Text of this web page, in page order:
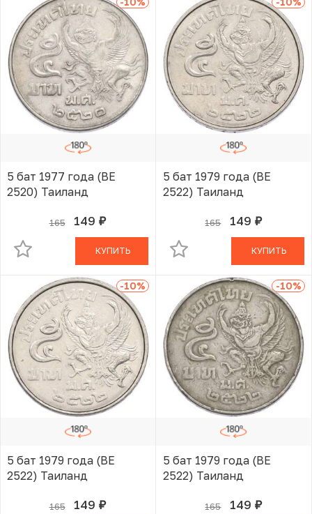
5 бат 1977 года (BE
2520) Таиланд
165 149 руб.
В КОРЗИНЕ
КУПИТЬ
5 бат 1979 года (BE
2522) Таиланд
165 149 руб.
В КОРЗИНЕ
КУПИТЬ
-10%
5 бат 1979 года (BE
2522) Таиланд
165 149 руб.
В КОРЗИНЕ
-10%
5 бат 1979 года (BE
2522) Таиланд
165 149 руб.
В КОРЗИНЕ